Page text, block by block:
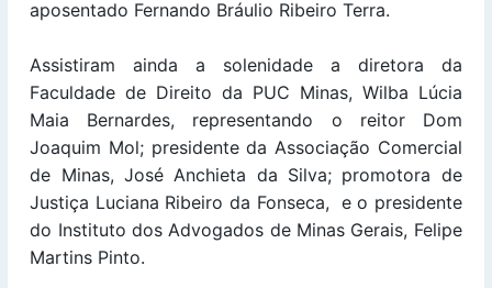
aposentado Fernando Bráulio Ribeiro Terra.
Assistiram ainda a solenidade a diretora da
Faculdade de Direito da PUC Minas, Wilba Lúcia
Maia Bernardes, representando o reitor Dom
Joaquim Mol; presidente da Associação Comercial
de Minas, José Anchieta da Silva; promotora de
Justiça Luciana Ribeiro da Fonseca, e o presidente
do Instituto dos Advogados de Minas Gerais, Felipe
Martins Pinto.